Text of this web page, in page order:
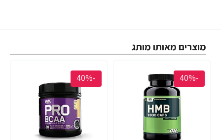
מוצרים מאותו מותג
-40%
-40%